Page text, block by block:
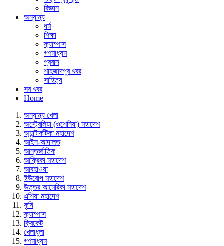
বিজ্ঞান
অন্যান্য
ধর্ম
শিক্ষা
ক্যাম্পাস
গণমাধ্যম
প্রবাস
শাহজাদপুর খবর
সাহিত্য
সব খবর
Home
অন্যান্য খেলা
অস্ট্রেলিয়া (ওশেনিয়া) মহাদেশ
অ্যান্টার্কটিকা মহাদেশ
আইন-আদালত
আন্তর্জাতিক
আফ্রিকা মহাদেশ
আবহাওয়া
ইউরোপ মহাদেশ
উত্তর আমেরিকা মহাদেশ
এশিয়া মহাদেশ
কৃষি
ক্যাম্পাস
ক্রিকেট
খেলাধুলা
গণমাধ্যম